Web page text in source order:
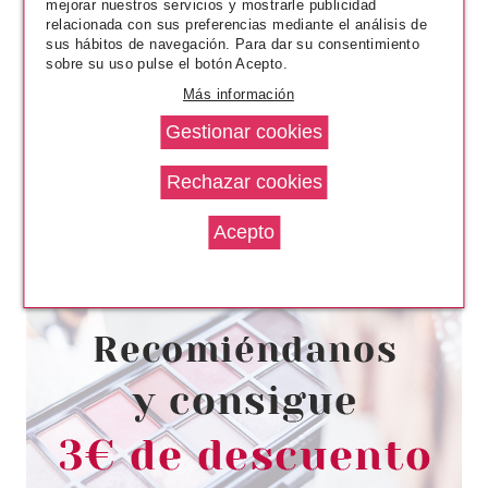
GATINEAU
GATINEAU ACTIV ECLAT
Pvr 62.00€
-72%
desde
17.38€
mejorar nuestros servicios y mostrarle publicidad
relacionada con sus preferencias mediante el análisis de
sus hábitos de navegación. Para dar su consentimiento
sobre su uso pulse el botón Acepto.
Más información